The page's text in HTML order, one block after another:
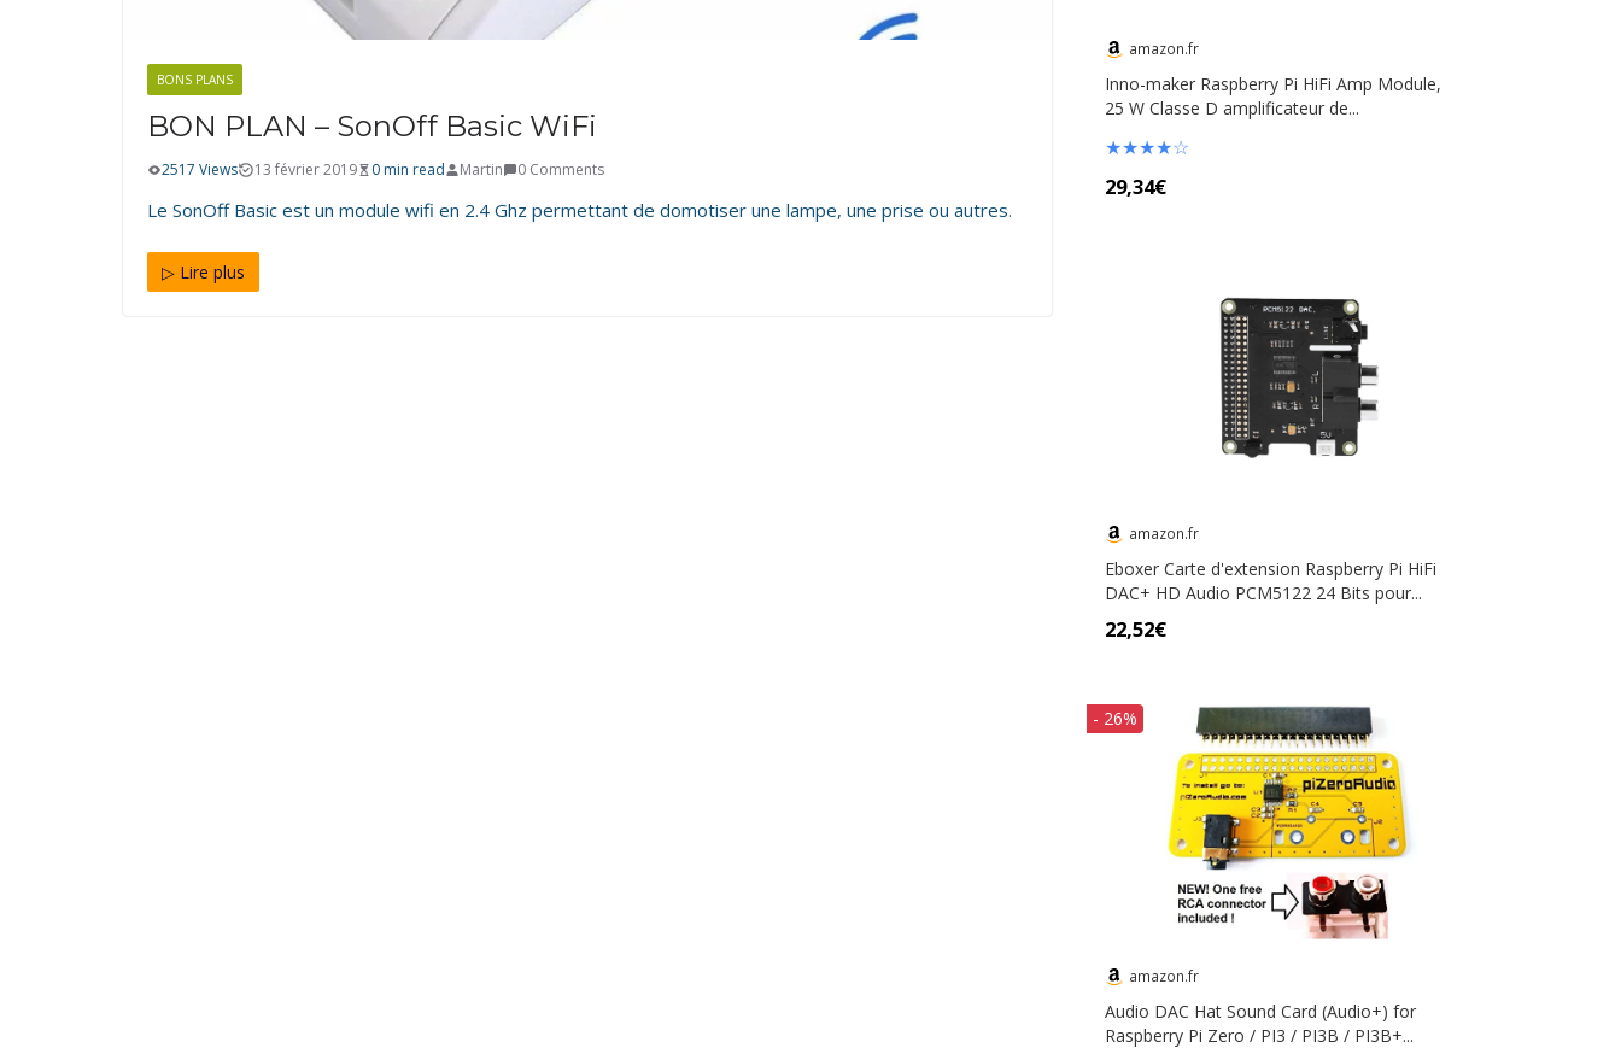
BONS PLANS
BON PLAN – SonOff Basic WiFi
2517 Views 13 février 2019 0 min read Martin 0 Comments
Le SonOff Basic est un module wifi en 2.4 Ghz permettant de domotiser une lampe, une prise ou autres.
▷ Lire plus
amazon.fr
Inno-maker Raspberry Pi HiFi Amp Module,
25 W Classe D amplificateur de...
★★★★☆
29,34€
amazon.fr
Eboxer Carte d'extension Raspberry Pi HiFi
DAC+ HD Audio PCM5122 24 Bits pour...
22,52€
- 26%
amazon.fr
Audio DAC Hat Sound Card (Audio+) for
Raspberry Pi Zero / PI3 / PI3B / PI3B+...